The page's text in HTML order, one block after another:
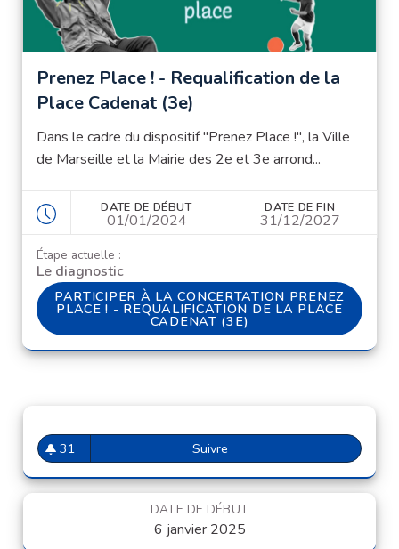
Prenez Place ! - Requalification de la
Place Cadenat (3e)
Dans le cadre du dispositif "Prenez Place !", la Ville
de Marseille et la Mairie des 2e et 3e arrond...
DATE DE DÉBUT
01/01/2024
DATE DE FIN
31/12/2027
Étape actuelle :
Le diagnostic
PARTICIPER À LA CONCERTATION PRENEZ
PARTICIPER À LA CONCERTATION PRENEZ
PLACE ! - REQUALIFICATION DE LA PLACE
CADENAT (3E)
31
31 abonnés
Suivre La Rose Place (13e) -
DATE DE DÉBUT
6 janvier 2025